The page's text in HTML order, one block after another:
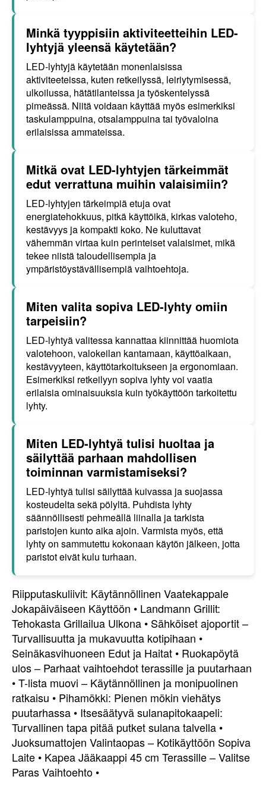
Minkä tyyppisiin aktiviteetteihin LED-
lyhtyjä yleensä käytetään?
LED-lyhtyjä käytetään monenlaisissa
aktiviteeteissa, kuten retkeilyssä, leiriytymisessä,
ulkoilussa, hätätilanteissa ja työskentelyssä
pimeässä. Niitä voidaan käyttää myös esimerkiksi
taskulamppuina, otsalamppuina tai työvaloina
erilaisissa ammateissa.
Mitkä ovat LED-lyhtyjen tärkeimmät
edut verrattuna muihin valaisimiin?
LED-lyhtyjen tärkeimpiä etuja ovat
energiatehokkuus, pitkä käyttöikä, kirkas valoteho,
kestävyys ja kompakti koko. Ne kuluttavat
vähemmän virtaa kuin perinteiset valaisimet, mikä
tekee niistä taloudellisempia ja
ympäristöystävällisempiä vaihtoehtoja.
Miten valita sopiva LED-lyhty omiin
tarpeisiin?
LED-lyhtyä valitessa kannattaa kiinnittää huomiota
valotehoon, valokeilan kantamaan, käyttöaikaan,
kestävyyteen, käyttötarkoitukseen ja ergonomiaan.
Esimerkiksi retkeilyyn sopiva lyhty voi vaatia
erilaisia ominaisuuksia kuin työkäyttöön tarkoitettu
lyhty.
Miten LED-lyhtyä tulisi huoltaa ja
säilyttää parhaan mahdollisen
toiminnan varmistamiseksi?
LED-lyhtyä tulisi säilyttää kuivassa ja suojassa
kosteudelta sekä pölyltä. Puhdista lyhty
säännöllisesti pehmeällä liinalla ja tarkista
paristojen kunto aika ajoin. Varmista myös, että
lyhty on sammutettu kokonaan käytön jälkeen, jotta
paristot eivät kulu turhaan.
Riipputaskuliivit: Käytännöllinen Vaatekappale
Jokapäiväiseen Käyttöön • Landmann Grillit:
Tehokasta Grillailua Ulkona • Sähköiset ajoportit –
Turvallisuutta ja mukavuutta kotipihaan •
Seinäkasvihuoneen Edut ja Haitat • Ruokapöytä
ulos – Parhaat vaihtoehdot terassille ja puutarhaan
•T-lista muovi – Käytännöllinen ja monipuolinen
ratkaisu • Pihamökki: Pienen mökin viehätys
puutarhassa • Itsesäätyvä sulanapitokaapeli:
Turvallinen tapa pitää putket sulana talvella •
Juoksumattojen Valintaopas – Kotikäyttöön Sopiva
Laite • Kapea Jääkaappi 45 cm Terassille – Valitse
Paras Vaihtoehto •